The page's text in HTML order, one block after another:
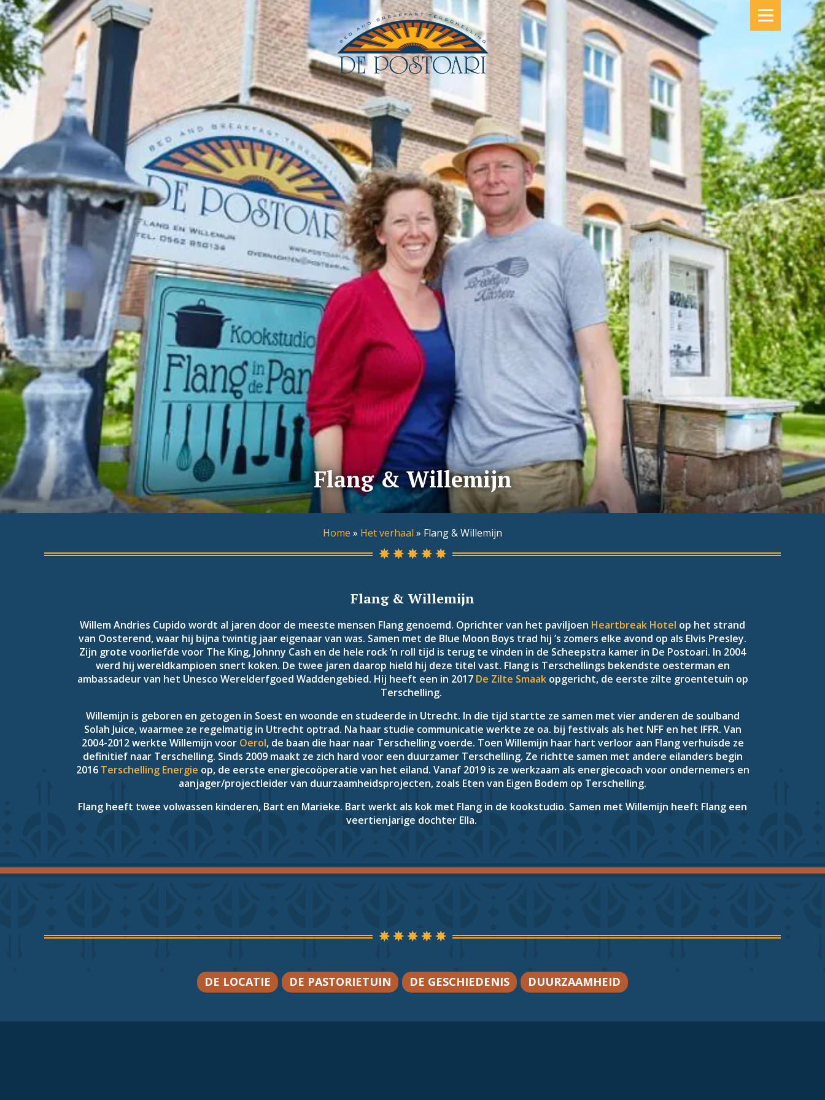
B&B TERSCHELLING
ETEN & KOKEN
SPECIALS
DE KAMERS
SFEER PROEVEN
HET VERHAAL
Flang & Willemijn
Home » Het verhaal » Flang & Willemijn
Flang &Willemijn
Willem Andries Cupido wordt al jaren door de meeste mensen Flang genoemd. Oprichter van het paviljoen Heartbreak Hotel op het strand
van Oosterend, waar hij bijna twintig jaar eigenaar van was. Samen met de Blue Moon Boys trad hij ’s zomers elke avond op als Elvis Presley.
Zijn grote voorliefde voor The King, Johnny Cash en de hele rock ’n roll tijd is terug te vinden in de Scheepstra kamer in De Postoari. In 2004
werd hij wereldkampioen snert koken. De twee jaren daarop hield hij deze titel vast. Flang is Terschellings bekendste oesterman en
ambassadeur van het Unesco Werelderfgoed Waddengebied. Hij heeft een in 2017 De Zilte Smaakopgericht, de eerste zilte groentetuin op
Terschelling.
Willemijn is geboren en getogen in Soest en woonde en studeerde in Utrecht. In die tijd startte ze samen met vier anderen de soulband
Solah Juice, waarmee ze regelmatig in Utrecht optrad. Na haar studie communicatie werkte ze oa. bij festivals als het NFF en het IFFR. Van
2004-2012 werkte Willemijn voor Oerol, de baan die haar naar Terschelling voerde. Toen Willemijn haar hart verloor aan Flang verhuisde ze
definitief naar Terschelling. Sinds 2009 maakt ze zich hard voor een duurzamer Terschelling. Ze richtte samen met andere eilanders begin
2016 Terschelling Energie op, de eerste energiecoöperatie van het eiland. Vanaf 2019 is ze werkzaam als energiecoach voor ondernemers en
aanjager/projectleider van duurzaamheidsprojecten, zoals Eten van Eigen Bodem op Terschelling.
Flang heeft twee volwassen kinderen, Bart en Marieke. Bart werkt als kok met Flang in de kookstudio. Samen met Willemijn heeft Flang een
veertienjarige dochter Ella.
DE LOCATIE DE PASTORIETUIN DE GESCHIEDENIS DUURZAAMHEID